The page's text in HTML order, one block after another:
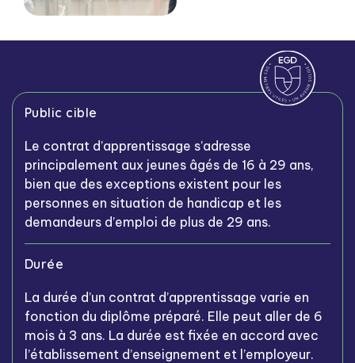
Public cible
Le contrat d’apprentissage s’adresse
principalement aux jeunes âgés de 16 à 29 ans,
bien que des exceptions existent pour les
personnes en situation de handicap et les
demandeurs d’emploi de plus de 29 ans.
Durée
La durée d’un contrat d’apprentissage varie en
fonction du diplôme préparé. Elle peut aller de 6
mois à 3 ans. La durée est fixée en accord avec
l’établissement d’enseignement et l’employeur.